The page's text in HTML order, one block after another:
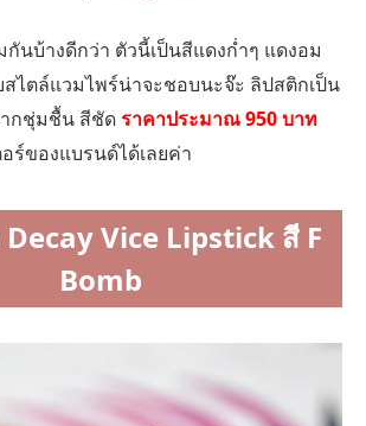
นบ้างดีกว่า ตัวนี้เป็นสีแดงก่ำๆ แดงอม
ไตล์แวมไพร์น่าจะชอบนะจ๊ะ ลิปสติกเป็น
กชุ่มชื้น สีชัดราคาประมาณ 950 บาท
ร์ของแบรนด์ได้เลยค่า
Vice Lipstick สี F
Bomb